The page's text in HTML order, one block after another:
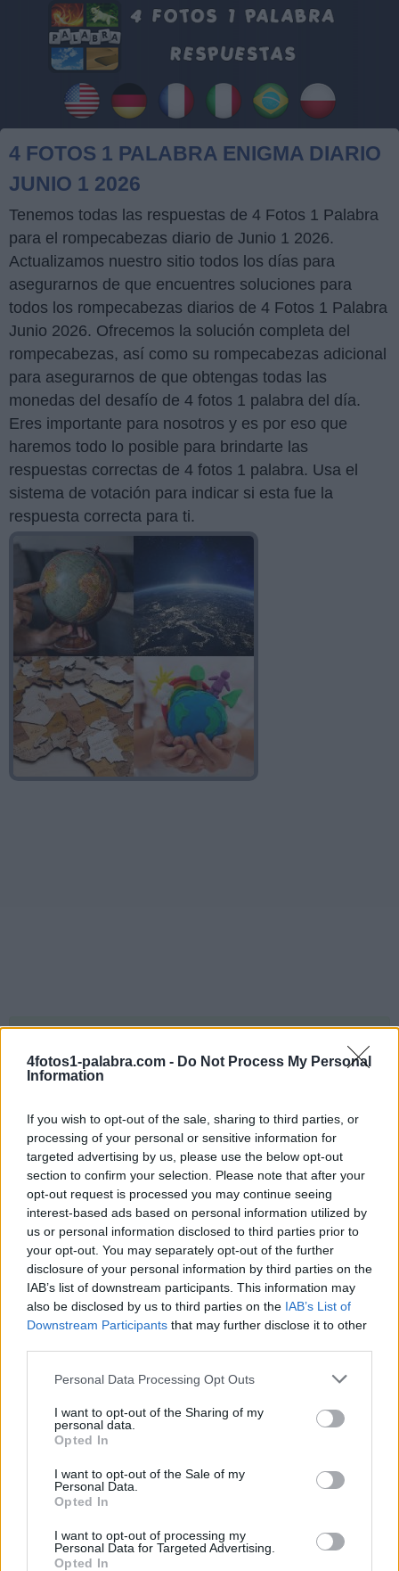
4fotos1-palabra.com - Do Not Process My Personal
Information
If you wish to opt-out of the sale, sharing to third parties, or
processing of your personal or sensitive information for
targeted advertising by us, please use the below opt-out
section to confirm your selection. Please note that after your
opt-out request is processed you may continue seeing
interest-based ads based on personal information utilized by
us or personal information disclosed to third parties prior to
your opt-out. You may separately opt-out of the further
disclosure of your personal information by third parties on the
IAB’s list of downstream participants. This information may
also be disclosed by us to third parties on the IAB’s List of
Downstream Participants that may further disclose it to other
Personal Data Processing Opt Outs
I want to opt-out of the Sharing of my
personal data.
Opted In
I want to opt-out of the Sale of my
Personal Data.
Opted In
I want to opt-out of processing my
Personal Data for Targeted Advertising.
Opted In
4 FOTOS 1 PALABRA ENIGMA DIARIO
JUNIO 1 2026
Tenemos todas las respuestas de 4 Fotos 1 Palabra
para el rompecabezas diario de Junio 1 2026.
Actualizamos nuestro sitio todos los días para
asegurarnos de que encuentres soluciones para
todos los rompecabezas diarios de 4 Fotos 1 Palabra
Junio 2026. Ofrecemos la solución completa del
rompecabezas, así como su rompecabezas adicional
para asegurarnos de que obtengas todas las
monedas del desafío de 4 fotos 1 palabra del día.
Eres importante para nosotros y es por eso que
haremos todo lo posible para brindarte las
respuestas correctas de 4 fotos 1 palabra. Usa el
sistema de votación para indicar si esta fue la
respuesta correcta para ti.
Responder:SALUDAR